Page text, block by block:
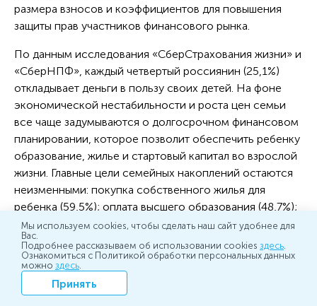
размера взносов и коэффициентов для повышения
защиты прав участников финансового рынка.
По данным исследования «СберСтрахования жизни» и
«СберНПФ», каждый четвертый россиянин (25,1%)
откладывает деньги в пользу своих детей. На фоне
экономической нестабильности и роста цен семьи
все чаще задумываются о долгосрочном финансовом
планировании, которое позволит обеспечить ребенку
образование, жилье и стартовый капитал во взрослой
жизни. Главные цели семейных накоплений остаются
неизменными: покупка собственного жилья для
ребенка (59,5%); оплата высшего образования (48,7%);
формирование стартового капитала для будущих
проектов (9,6%). Респонденты считают, что для
достижения этих целей нужно накопить в среднем
около 6,9 млн руб. Средняя сумма, которую родители
готовы откладывать ежемесячно, составляет 10,6 тыс.
Мы используем cookies, чтобы сделать наш сайт удобнее для
Вас.
Подробнее рассказываем об использовании cookies здесь.
Ознакомиться с Политикой обработки персональных данных
можно здесь.
Принять